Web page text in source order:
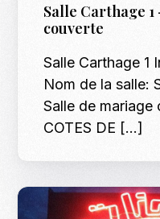
Salle Carthage
couverte
Salle Carthage 1
Nom de la salle:
Salle de mariage
COTES DE […]